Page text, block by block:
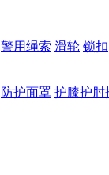
警用绳索 滑轮 锁扣
防护面罩 护膝护肘